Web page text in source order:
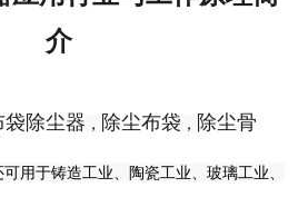
介
袋除尘器 ， 除尘布袋 ， 除尘骨
用于铸造工业、陶瓷工业、玻璃工业、